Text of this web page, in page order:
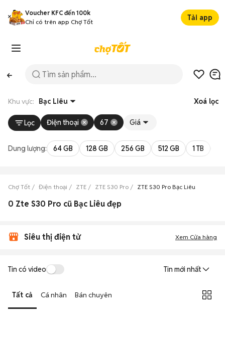
Voucher KFC đến 100k
Chỉ có trên app Chợ Tốt
Tải app
Khu vực: Bạc Liêu Xoá lọc
Lọc Điện thoại 67 Giá
Dung lượng: 64 GB 128 GB 256 GB 512 GB 1 TB
Chợ Tốt Điện thoại ZTE ZTE S30 Pro ZTE S30 Pro Bạc Liêu
0 Zte S30 Pro cũ Bạc Liêu đẹp
Siêu thị điện tử Xem Cửa hàng
Tin có video Tin mới nhất
Tất cả Cá nhân Bán chuyên